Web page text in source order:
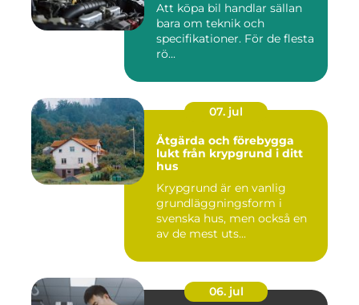
Att köpa bil handlar sällan
bara om teknik och
specifikationer. För de flesta
rö...
07. jul
Åtgärda och förebygga
lukt från krypgrund i ditt
hus
Krypgrund är en vanlig
grundläggningsform i
svenska hus, men också en
av de mest uts...
06. jul